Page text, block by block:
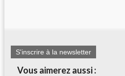
S'inscrire à la newsletter
Vous aimerez aussi :